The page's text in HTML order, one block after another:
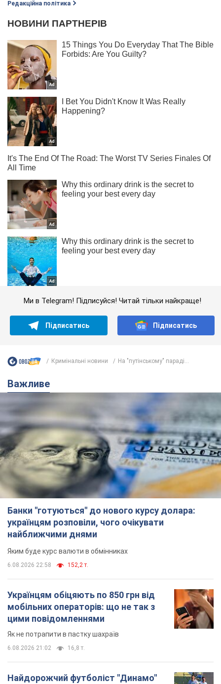
Редакційна політика
Ми в Telegram! Підписуйся! Читай тільки найкраще!
Підписатись Підписатись
Кримінальні новини На "путінському" параді...
Важливе
Банки "готуються" до нового курсу долара:
українцям розповіли, чого очікувати
найближчими днями
Яким буде курс валюти в обмінниках
6.08.2026 22:58 152,2 т.
Українцям обіцяють по 850 грн від
мобільних операторів: що не так з
цими повідомленнями
Як не потрапити в пастку шахраїв
6.08.2026 21:02 16,8 т.
Найдорожчий футболіст "Динамо"